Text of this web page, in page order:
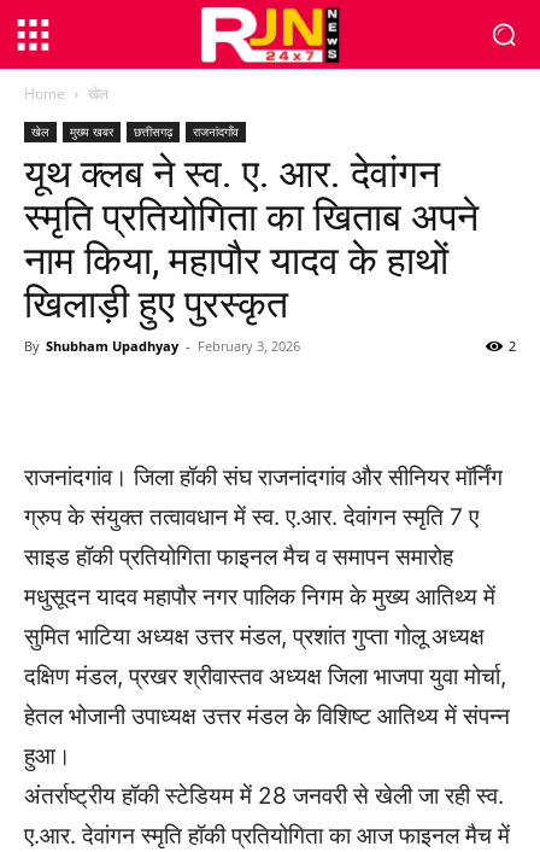
Home खेल
खेल मुख्य खबर छत्तीसगढ़ राजनांदगाँव
यूथ क्लब ने स्व. ए. आर. देवांगन
स्मृति प्रतियोगिता का खिताब अपने
नाम किया, महापौर यादव के हाथों
खिलाड़ी हुए पुरस्कृत
By Shubham Upadhyay - February 3, 2026 2
राजनांदगांव। जिला हॉकी संघ राजनांदगांव और सीनियर मॉर्निंग
ग्रुप के संयुक्त तत्वावधान में स्व. ए.आर. देवांगन स्मृति 7 ए
साइड हॉकी प्रतियोगिता फाइनल मैच व समापन समारोह
मधुसूदन यादव महापौर नगर पालिक निगम के मुख्य आतिथ्य में
सुमित भाटिया अध्यक्ष उत्तर मंडल, प्रशांत गुप्ता गोलू अध्यक्ष
दक्षिण मंडल, प्रखर श्रीवास्तव अध्यक्ष जिला भाजपा युवा मोर्चा,
हेतल भोजानी उपाध्यक्ष उत्तर मंडल के विशिष्ट आतिथ्य में संपन्न
हुआ।
अंतर्राष्ट्रीय हॉकी स्टेडियम में 28 जनवरी से खेली जा रही स्व.
ए.आर. देवांगन स्मृति हॉकी प्रतियोगिता का आज फाइनल मैच में